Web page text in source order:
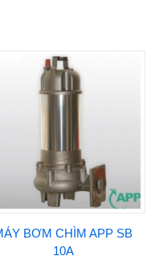
BƠM CHÌM APP SB
10A